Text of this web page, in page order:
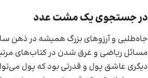
در جستجوی یک مشت عدد
جاه‌طلبی و آرزوهای بزرگ همیشه در ذهن
مسائل ریاضی و غرق شدن در کتاب‌های
دیگری عاشق پول و قدرتی بود که پول